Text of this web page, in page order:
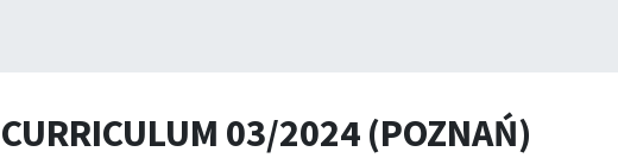
CURRICULUM 03/2024 (POZNAŃ)